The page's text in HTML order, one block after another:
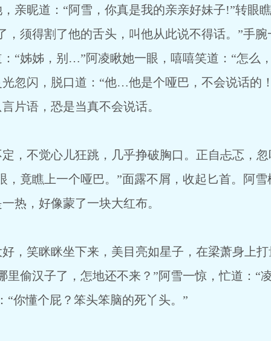
昵道：“阿雪，你真是我的亲亲好妹子!”转眼
，须得割了他的舌头，叫他从此说不得话。”手
“姊姊，别…”阿凌瞅她一眼，嘻嘻笑道：“怎么
忽闪，脱口道：“他…他是个哑巴，不会说话的
片语，恐是当真不会说话。
不觉心儿狂跳，几乎挣破胸口。正自忐忑，忽
，竟瞧上一个哑巴。”面露不屑，收起匕首。阿
热，好像蒙了一块大红布。
笑眯眯坐下来，美目亮如星子，在梁萧身上打
里偷汉子了，怎地还不来？”阿雪一惊，忙道：“
“你懂个屁？笨头笨脑的死丫头。”